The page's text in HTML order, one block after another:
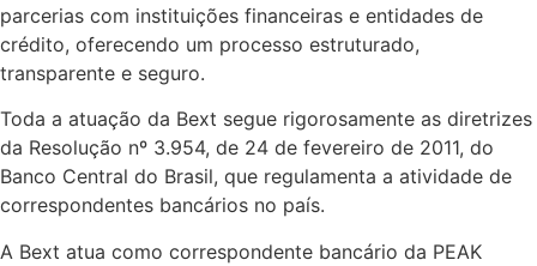
parcerias com instituições financeiras e entidades de
crédito, oferecendo um processo estruturado,
transparente e seguro.
Toda a atuação da Bext segue rigorosamente as diretrizes
da Resolução nº 3.954, de 24 de fevereiro de 2011, do
Banco Central do Brasil, que regulamenta a atividade de
correspondentes bancários no país.
A Bext atua como correspondente bancário da PEAK